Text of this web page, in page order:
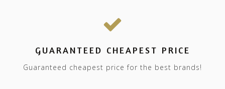
GUARANTEED CHEAPEST PRICE
Guaranteed cheapest price for the best brands!